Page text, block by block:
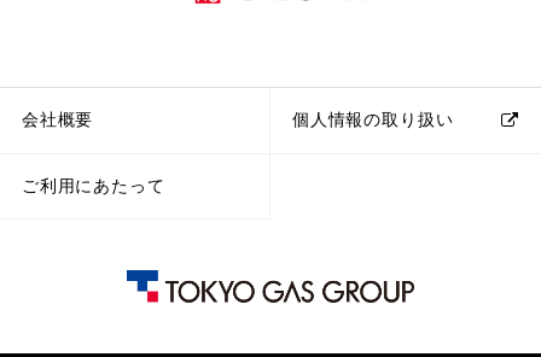
会社概要 個人情報の取り扱い
ご利用にあたって